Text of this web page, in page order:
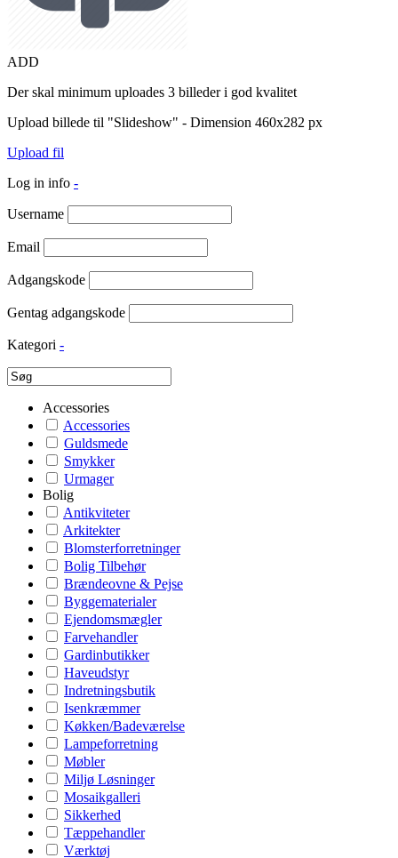
ADD
Der skal minimum uploades 3 billeder i god kvalitet
Upload billede til "Slideshow" - Dimension 460x282 px
Upload fil
Log in info -
Username
Email
Adgangskode
Gentag adgangskode
Kategori -
Accessories
Accessories
Guldsmede
Smykker
Urmager
Bolig
Antikviteter
Arkitekter
Blomsterforretninger
Bolig Tilbehør
Brændeovne & Pejse
Byggematerialer
Ejendomsmægler
Farvehandler
Gardinbutikker
Haveudstyr
Indretningsbutik
Isenkræmmer
Køkken/Badeværelse
Lampeforretning
Møbler
Miljø Løsninger
Mosaikgalleri
Sikkerhed
Tæppehandler
Værktøj